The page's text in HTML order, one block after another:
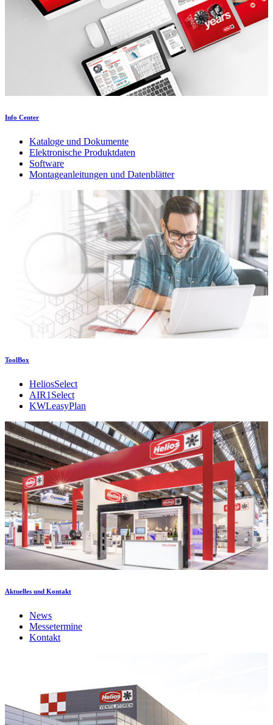
Info Center
Kataloge und Dokumente
Elektronische Produktdaten
Software
Montageanleitungen und Datenblätter
ToolBox
HeliosSelect
AIR1Select
KWLeasyPlan
Aktuelles und Kontakt
News
Messetermine
Kontakt